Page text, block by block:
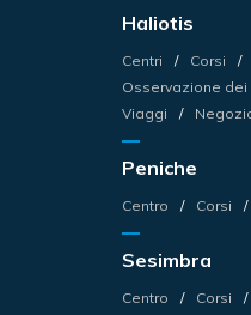
Haliotis
Centri Corsi
Osservazione dei
Viaggi
Peniche
Centro Corsi
Sesimbra
Centro Corsi